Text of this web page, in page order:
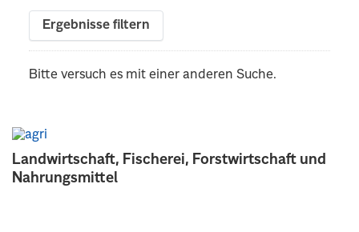
Landwirtschaft, Fischerei, Forstwirtschaft und
Nahrungsmittel
Ergebnisse filtern
Bitte versuch es mit einer anderen Suche.